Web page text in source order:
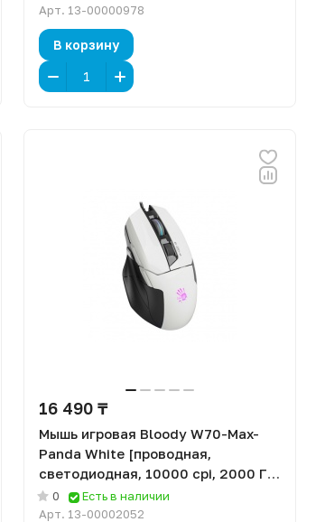
Арт. 13-00000978
В корзину
16 490 ₸
Мышь игровая Bloody W70-Max-
Panda White [проводная,
светодиодная, 10000 cpi, 2000 Гц,
подсветка]
0
Есть в наличии
Арт. 13-00002052